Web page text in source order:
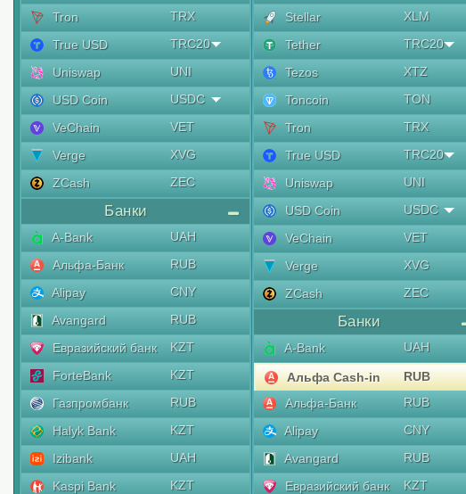
Tron
TRX
True USD
TRC20
Uniswap
UNI
USD Coin
USDC
VeChain
VET
Verge
XVG
ZCash
ZEC
Банки
A-Bank
UAH
Альфа-Банк
RUB
Alipay
CNY
Avangard
RUB
Евразийский банк
KZT
ForteBank
KZT
Газпромбанк
RUB
Halyk Bank
KZT
Izibank
UAH
Kaspi Bank
KZT
Stellar
XLM
Tether
TRC20
Tezos
XTZ
Toncoin
TON
Tron
TRX
True USD
TRC20
Uniswap
UNI
USD Coin
USDC
VeChain
VET
Verge
XVG
ZCash
ZEC
Банки
A-Bank UAH
Альфа Cash-in
RUB
Альфа-Банк
RUB
Alipay
CNY
Avangard
RUB
Евразийский банк
KZT